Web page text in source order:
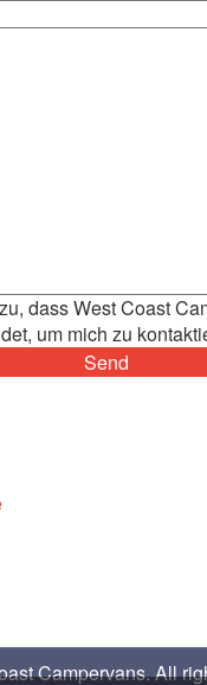
dass West Coast
um mich zu
Campervans. All